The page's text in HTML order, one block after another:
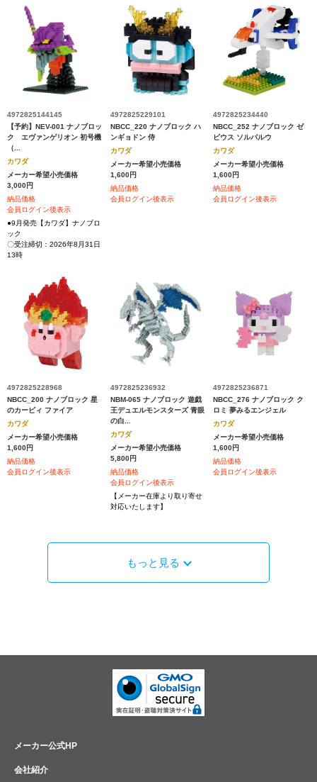
4972825144145
【予約】NEV-001 ナノブロッ
ク エヴァンゲリオン 初号機
（...
カワダ
メーカー希望小売価格
3,000円
納品価格
会員ログイン後表示
●9月発売【カワダ】ナノブロ
ック
〇受注締切：2026年8月31日
13時
4972825229101
NBCC_220 ナノブロック ハ
ンギョドン 侍
カワダ
メーカー希望小売価格
1,600円
納品価格
会員ログイン後表示
4972825234440
NBCC_252 ナノブロック ゼ
ビウス ソルバルウ
カワダ
メーカー希望小売価格
1,600円
納品価格
会員ログイン後表示
4972825228968
NBCC_200 ナノブロック 星
のカービィ ファイア
カワダ
メーカー希望小売価格
1,600円
納品価格
会員ログイン後表示
4972825236932
NBM-065 ナノブロック 遊戯
王デュエルモンスターズ 青眼
の白...
カワダ
メーカー希望小売価格
5,800円
納品価格
会員ログイン後表示
【メーカー在庫より取り寄せ
対応いたします】
4972825236871
NBCC_276 ナノブロック ク
ロミ 夢みるエンジェル
カワダ
メーカー希望小売価格
1,600円
納品価格
会員ログイン後表示
もっと見る
メーカー公式HP
会社紹介